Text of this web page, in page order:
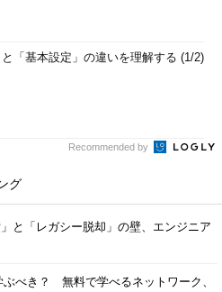
と「基本設定」の違いを理解する (1/2)
Recommended by
グ
と「レガシー脱却」の壁、エンジニア
べき？ 無料で学べるネットワーク、